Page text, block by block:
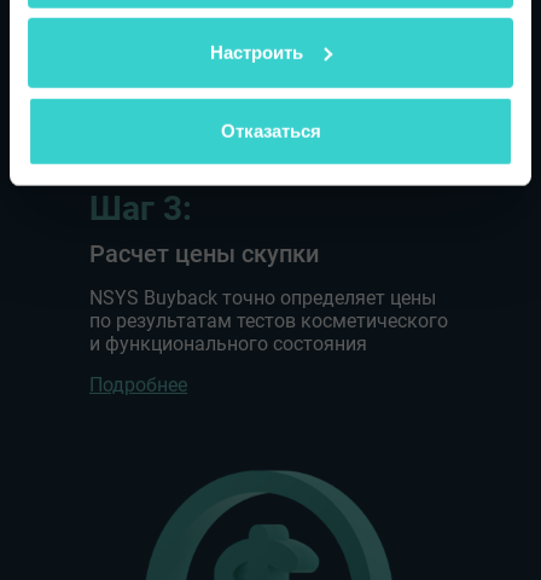
Настроить
Отказаться
Шаг 3:
Расчет цены скупки
NSYS Buyback точно определяет цены
по результатам тестов косметического
и функционального состояния
Подробнее
конфиденциальностии разрешаете нам отправлять вам
электронные письма.